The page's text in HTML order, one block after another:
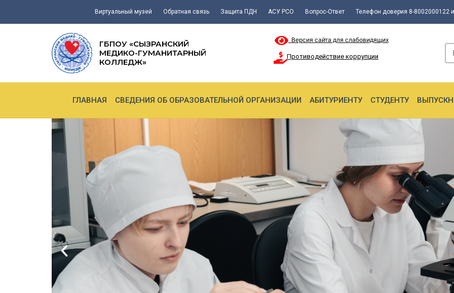
Виртуальный музей Обратная связь Защита ПДН АСУ РСО Вопрос-Ответ Телефон доверия 8-8002000122
ГБПОУ «СЫЗРАНСКИЙ
МЕДИКО-ГУМАНИТАРНЫЙ
КОЛЛЕДЖ»
Версия сайта для слабовидящих
Противодействие коррупции
ГЛАВНАЯ СВЕДЕНИЯ ОБ ОБРАЗОВАТЕЛЬНОЙ ОРГАНИЗАЦИИ АБИТУРИЕНТУ СТУДЕНТУ